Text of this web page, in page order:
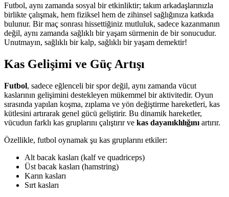
Futbol, aynı zamanda sosyal bir etkinliktir; takım arkadaşlarınızla
birlikte çalışmak, hem fiziksel hem de zihinsel sağlığınıza katkıda
bulunur. Bir maç sonrası hissettiğiniz mutluluk, sadece kazanmanın
değil, aynı zamanda sağlıklı bir yaşam sürmenin de bir sonucudur.
Unutmayın, sağlıklı bir kalp, sağlıklı bir yaşam demektir!
Kas Gelişimi ve Güç Artışı
Futbol, sadece eğlenceli bir spor değil, aynı zamanda vücut
kaslarının gelişimini destekleyen mükemmel bir aktivitedir. Oyun
sırasında yapılan koşma, zıplama ve yön değiştirme hareketleri, kas
kütlesini artırarak genel gücü geliştirir. Bu dinamik hareketler,
vücudun farklı kas gruplarını çalıştırır ve kas dayanıklılığını artırır.
Özellikle, futbol oynamak şu kas gruplarını etkiler:
Alt bacak kasları (kalf ve quadriceps)
Üst bacak kasları (hamstring)
Karın kasları
Sırt kasları